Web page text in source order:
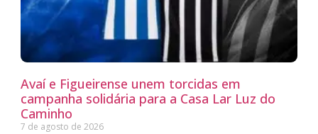
Avaí e Figueirense unem torcidas em
campanha solidária para a Casa Lar Luz do
Caminho
7 de agosto de 2026